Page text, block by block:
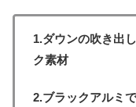
1.ダウンの吹き出
ク素材
2.ブラックアルミ